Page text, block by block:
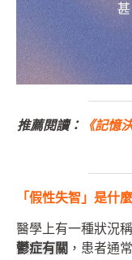
推薦閱讀：
《記憶
「假性失智」是什
醫學上有一種狀況
鬱症有關 ，患者通